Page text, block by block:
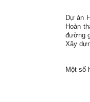
Dự án
Hoàn
đường
Xây
Một số